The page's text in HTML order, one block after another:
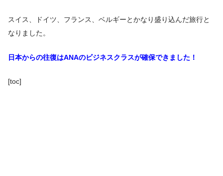
スイス、ドイツ、フランス、ベルギーとかなり盛り込んだ旅行と
なりました。
日本からの往復はANAのビジネスクラスが確保できました！
[toc]